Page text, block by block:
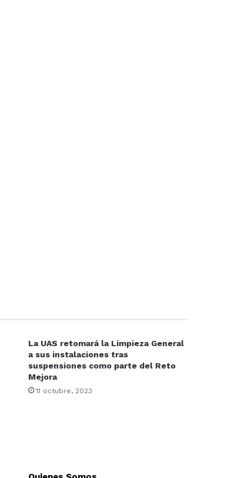
La UAS retomará la Limpieza General
a sus instalaciones tras
suspensiones como parte del Reto
Mejora
11 octubre, 2023